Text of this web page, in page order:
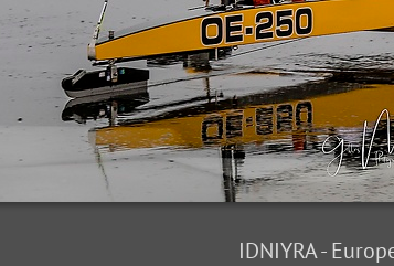
IDNIYRA -